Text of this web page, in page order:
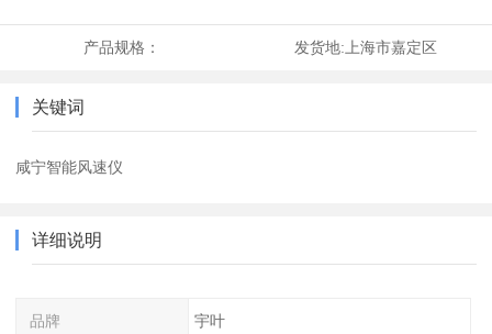
产品规格： 发货地:上海市嘉定区
关键词
咸宁智能风速仪
详细说明
品牌 宇叶